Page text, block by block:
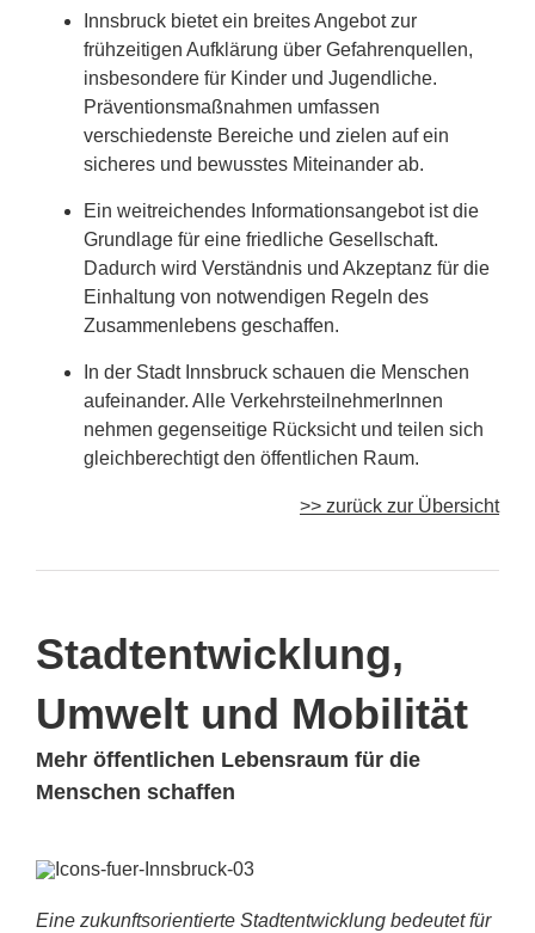
Innsbruck bietet ein breites Angebot zur
frühzeitigen Aufklärung über Gefahrenquellen,
insbesondere für Kinder und Jugendliche.
Präventionsmaßnahmen umfassen
verschiedenste Bereiche und zielen auf ein
sicheres und bewusstes Miteinander ab.
Ein weitreichendes Informationsangebot ist die
Grundlage für eine friedliche Gesellschaft.
Dadurch wird Verständnis und Akzeptanz für die
Einhaltung von notwendigen Regeln des
Zusammenlebens geschaffen.
In der Stadt Innsbruck schauen die Menschen
aufeinander. Alle VerkehrsteilnehmerInnen
nehmen gegenseitige Rücksicht und teilen sich
gleichberechtigt den öffentlichen Raum.
>> zurück zur Übersicht
Stadtentwicklung,
Umwelt und Mobilität
Mehr öffentlichen Lebensraum für die
Menschen schaffen
Eine zukunftsorientierte Stadtentwicklung bedeutet für